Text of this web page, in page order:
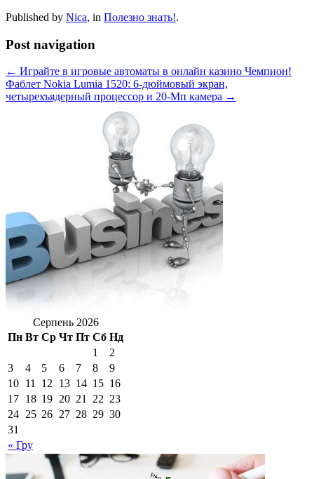
Published by Nica, in Полезно знать!.
Post navigation
← Играйте в игровые автоматы в онлайн казино Чемпион!
Фаблет Nokia Lumia 1520: 6-дюймовый экран,
четырехъядерный процессор и 20-Мп камера →
Серпень 2026
Пн Вт Ср Чт Пт Сб Нд
« Гру
1
2
3
4 5 6 7 8
9
10 11 12 13 14 15 16
17 18 19 20 21 22 23
24 25 26 27 28 29 30
31